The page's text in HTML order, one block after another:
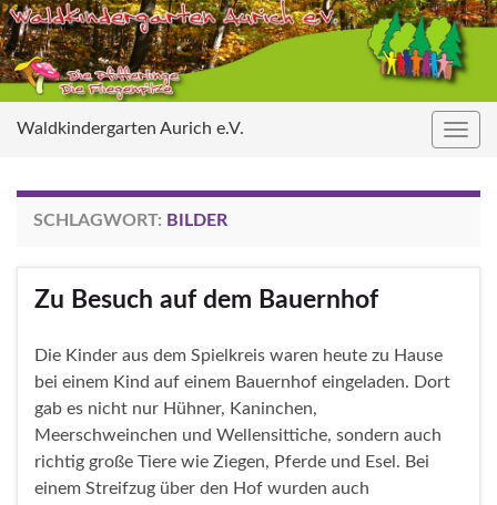
Waldkindergarten Aurich e.V.
SCHLAGWORT: BILDER
Zu Besuch auf dem Bauernhof
Die Kinder aus dem Spielkreis waren heute zu Hause
bei einem Kind auf einem Bauernhof eingeladen. Dort
gab es nicht nur Hühner, Kaninchen,
Meerschweinchen und Wellensittiche, sondern auch
richtig große Tiere wie Ziegen, Pferde und Esel. Bei
einem Streifzug über den Hof wurden auch